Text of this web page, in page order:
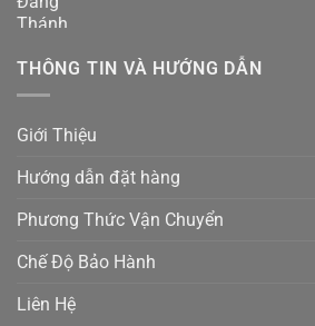
THÔNG TIN VÀ HƯỚNG DẪN
Giới Thiệu
Hướng dẫn đặt hàng
Phương Thức Vận Chuyển
Chế Độ Bảo Hành
Liên Hệ